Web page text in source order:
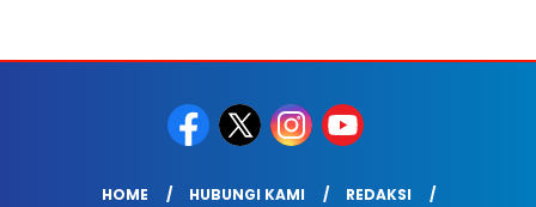
HOME HUBUNGI KAMI
REDAKSI